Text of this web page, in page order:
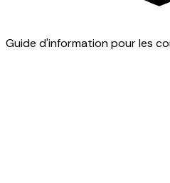
Guide d'information pour les